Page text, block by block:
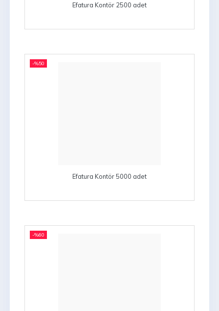
Efatura Kontör 2500 adet
-%50
Efatura Kontör 5000 adet
-%60